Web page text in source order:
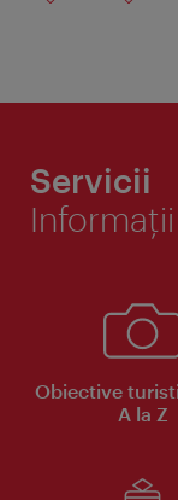
Servicii
Obiective
A la Z